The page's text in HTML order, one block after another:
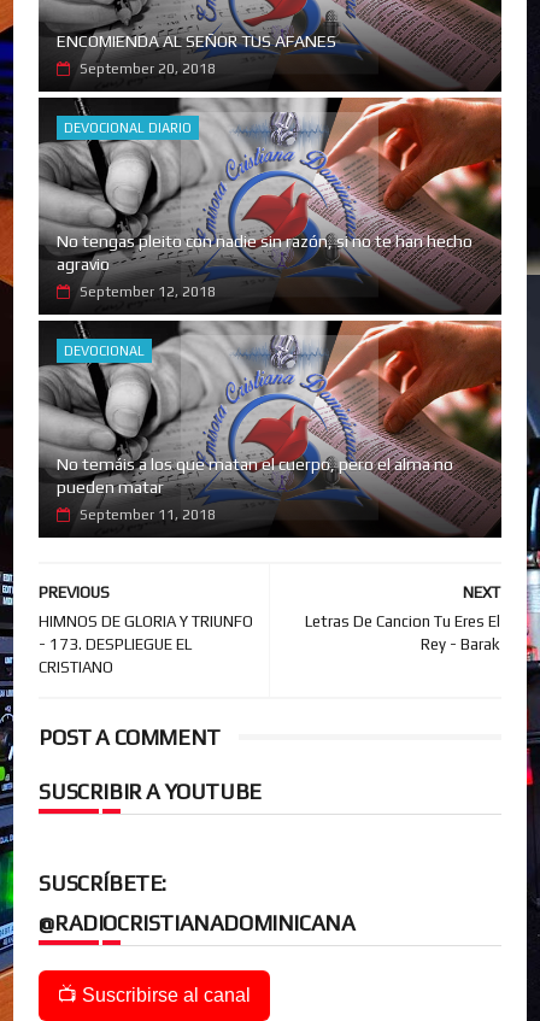
ENCOMIENDA AL SEÑOR TUS AFANES
September 20, 2018
DEVOCIONAL DIARIO
No tengas pleito con nadie sin razón, si no te han hecho
agravio
September 12, 2018
DEVOCIONAL
No temáis a los que matan el cuerpo, pero el alma no
pueden matar
September 11, 2018
NEXT
Letras De Cancion Tu Eres El
Rey - Barak
PREVIOUS
HIMNOS DE GLORIA Y TRIUNFO
- 173. DESPLIEGUE EL
CRISTIANO
POST A COMMENT
SUSCRIBIR A YOUTUBE
SUSCRÍBETE:
@RADIOCRISTIANADOMINICANA
📺 Suscribirse al canal